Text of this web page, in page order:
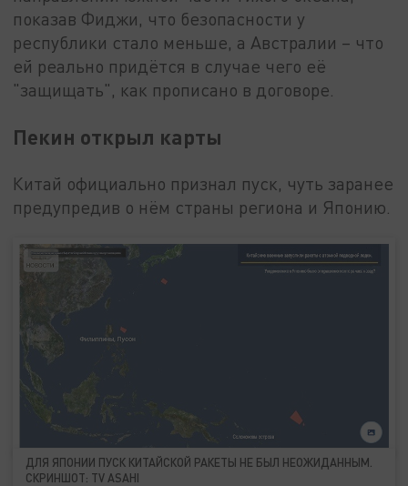
показав Фиджи, что безопасности у
республики стало меньше, а Австралии – что
ей реально придётся в случае чего её
"защищать", как прописано в договоре.
Пекин открыл карты
Китай официально признал пуск, чуть заранее
предупредив о нём страны региона и Японию.
ДЛЯ ЯПОНИИ ПУСК КИТАЙСКОЙ РАКЕТЫ НЕ БЫЛ НЕОЖИДАННЫМ.
СКРИНШОТ: TV ASAHI